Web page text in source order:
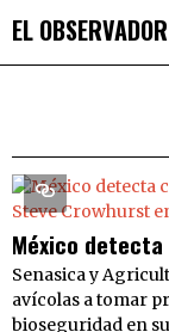
EL
México detecta
Senasica y
avícolas a tomar
bioseguridad en